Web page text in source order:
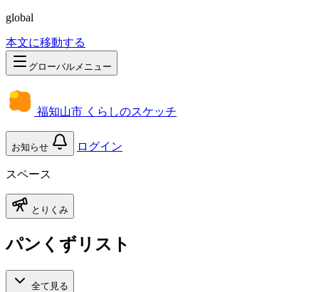
global
本文に移動する
グローバルメニュー
福知山市 くらしのスケッチ
お知らせ ログイン
スペース
とりくみ
パンくずリスト
全て見る